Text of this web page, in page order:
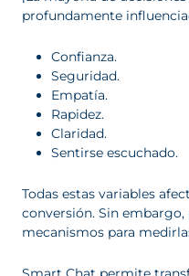
profundamente
Confianza.
Seguridad.
Empatía.
Rapidez.
Claridad.
Sentirse escuchado.
Todas estas variables
conversión. Sin
mecanismos para